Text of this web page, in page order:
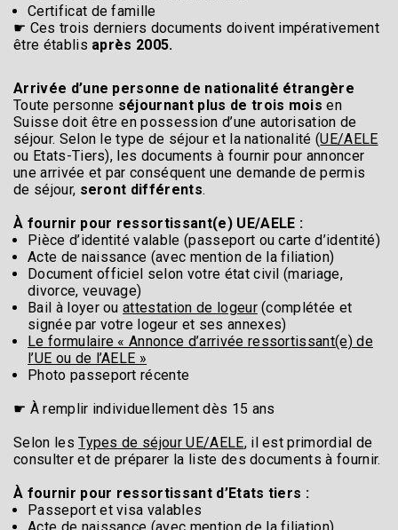
Certificat de famille
☛ Ces trois derniers documents doivent impérativement
être établis après 2005.
Arrivée d’une personne de nationalité étrangère
Toute personne séjournant plus de trois mois en
Suisse doit être en possession d’une autorisation de
séjour. Selon le type de séjour et la nationalité (UE/AELE
ou Etats-Tiers), les documents à fournir pour annoncer
une arrivée et par conséquent une demande de permis
de séjour, seront différents.
À fournir pour ressortissant(e) UE/AELE :
Pièce d’identité valable (passeport ou carte d’identité)
Acte de naissance (avec mention de la filiation)
Document officiel selon votre état civil (mariage,
divorce, veuvage)
Bail à loyer ouattestation de logeur(complétée et
signée par votre logeur et ses annexes)
Le formulaire « Annonce d’arrivée ressortissant(e) de
l’UE ou de l’AELE »
Photo passeport récente
☛ À remplir individuellement dès 15 ans
Selon lesTypes de séjour UE/AELE, il est primordial de
consulter et de préparer la liste des documents à fournir.
À fournir pour ressortissant d’Etats tiers :
Passeport et visa valables